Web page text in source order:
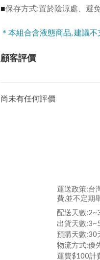
■保存方式:置於陰涼處、避
＊本組合含液態商品, 建議
顧客評價
尚未有任何評價
運送政策:台
費,並不定期
配送天數
出貨天數
預購天數:30
物流方式:優
運費$100計